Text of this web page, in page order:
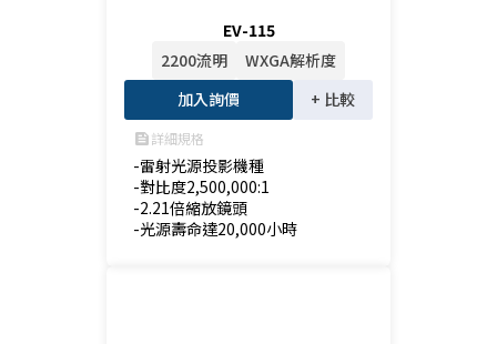
EV-115
2200流明
WXGA解析度
加入詢價
+ 比較
feed詳細規格
-雷射光源投影機種
-對比度2,500,000:1
-2.21倍縮放鏡頭
-光源壽命達20,000小時